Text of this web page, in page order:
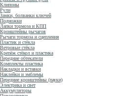
Клипоны
Рули
Замки, болванки ключей
Подножки
Лапки тормоза и КПП
Кронштейны рычагов
Рычаги тормоза и сцепления
Пластик и стёкла
Ветровые стёкла
Крепёж стёкол и пластика
Передние обтекатели
Комплекты пластика
Накладки и вставки
Наклейки и эмблемы
Передние кронштейны (пауки)
Электрика и свет
Аккумуляторы